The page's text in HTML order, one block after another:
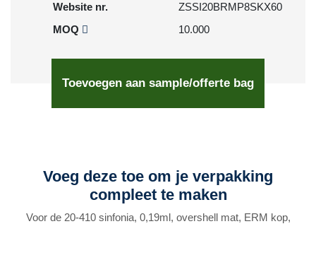
Website nr.
ZSSI20BRMP8SKX60
MOQ
10.000
Toevoegen aan sample/offerte bag
Voeg deze toe om je verpakking
compleet te maken
Voor de 20-410 sinfonia, 0,19ml, overshell mat, ERM kop,